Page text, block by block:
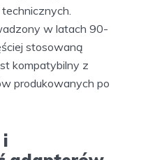
w latach 90-
stosowaną
kompatybilny z
produkowanych po